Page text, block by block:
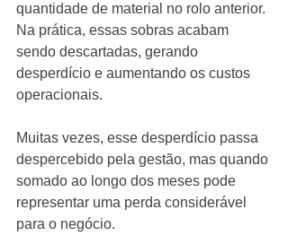
quantidade de material no rolo anterior.
Na prática, essas sobras acabam
sendo descartadas, gerando
desperdício e aumentando os custos
operacionais.
Muitas vezes, esse desperdício passa
despercebido pela gestão, mas quando
somado ao longo dos meses pode
representar uma perda considerável
para o negócio.